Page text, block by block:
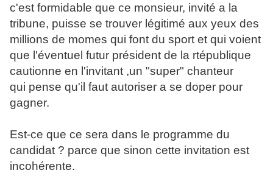
c'est formidable que ce monsieur, invité a la
tribune, puisse se trouver légitimé aux yeux des
millions de momes qui font du sport et qui voient
que l'éventuel futur président de la rtépublique
cautionne en l'invitant ,un "super" chanteur
qui pense qu'il faut autoriser a se doper pour
gagner.
Est-ce que ce sera dans le programme du
candidat ? parce que sinon cette invitation est
incohérente.